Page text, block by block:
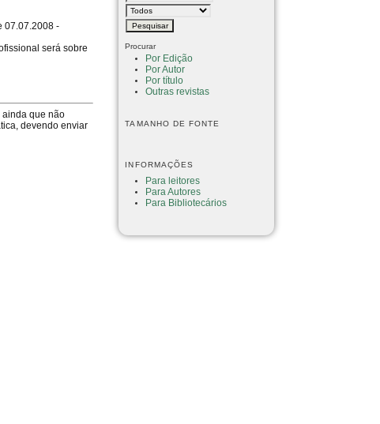
Procurar
Por Edição
Por Autor
Por título
Outras revistas
TAMANHO DE FONTE
INFORMAÇÕES
Para leitores
Para Autores
Para Bibliotecários
07.07.2008 -
será sobre
ainda que não
devendo enviar